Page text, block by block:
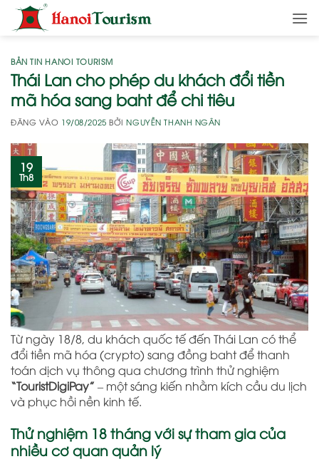
qua
dungBẢN TIN HANOI TOURISM
Thái Lan cho phép du khách đổi tiền
mã hóa sang baht để chi tiêu
ĐĂNG VÀO 19/08/2025 BỞINGUYỄN THANH NGÂN
19
Th8
Từ ngày 18/8, du khách quốc tế đến Thái Lan có thể
đổi tiền mã hóa (crypto) sang đồng baht để thanh
toán dịch vụ thông qua chương trình thử nghiệm
“TouristDigiPay” – một sáng kiến nhằm kích cầu du lịch
và phục hồi nền kinh tế.
Thử nghiệm 18 tháng với sự tham gia của
nhiều cơ quan quản lý